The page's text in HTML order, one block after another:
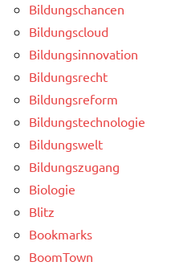
Bildungschancen
Bildungscloud
Bildungsinnovation
Bildungsrecht
Bildungsreform
Bildungstechnologie
Bildungswelt
Bildungszugang
Biologie
Blitz
Bookmarks
BoomTown